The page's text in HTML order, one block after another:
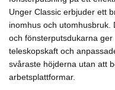
Unger Classic erbjuder ett
inomhus och utomhusbruk.
och fönsterputsdukarna
teleskopskaft och
svåraste höjderna utan att
arbetsplattformar.